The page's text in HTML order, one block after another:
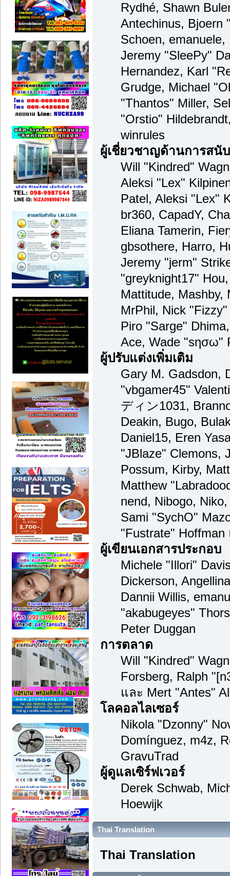
Rydhé, Shawn
Antechinus, Bjoern
Schoen,
Jeremy "SleePy"
Hernandez, Karl
Grudge, Michael
"Thantos" Miller,
"Orstio"
winrules
ผู้เชี่ยวชาญด้านการสนั
Will "Kindred"
Aleksi "Lex"
Patel, Aleksi "Lex"
br360, CapadY,
Eliana Tamerin,
gbsothere, Harro,
Jeremy "jerm"
"greyknight17"
Mattitude, Mashby,
MrPhil, Nick
Piro "Sarge"
Ace, Wade "sησω"
ผู้ปรับแต่งเพิ่มเติม
Gary M. Gadsdon,
"vbgamer45"
ディン1031,
Deakin, Bugo,
Daniel15, Eren
"JBlaze" Clemons,
Possum, Kirby,
Matthew
nend, Nibogo,
Sami "SychO"
"Fustrate"
ผู้เขียนเอกสารประกอบ
Michele "Illori"
Dickerson,
Dannii Willis,
"akabugeyes"
Peter Duggan
การตลาด
Will "Kindred"
Forsberg, Ralph
และ Mert "Antes"
โลคอลไลเซอร์
Nikola "Dzonny"
Domínguez, m4z,
GravuTrad
ผู้ดูแลเซิร์ฟเวอร์
Derek Schwab,
Hoewijk
Thai Translation
Thai Translation